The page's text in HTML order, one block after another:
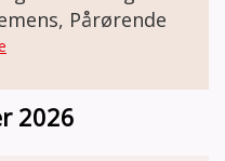
totalrenoveret og
oplevelsescenter.
Pårørende
2026